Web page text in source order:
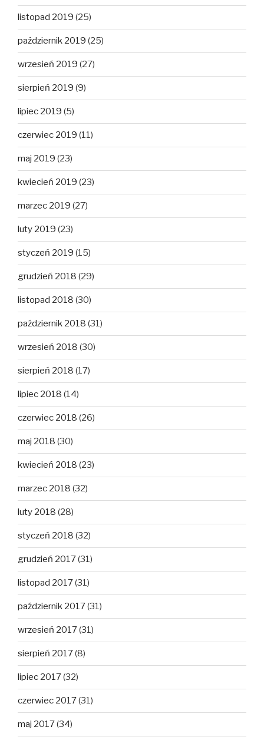
listopad 2019 (25)
październik 2019 (25)
wrzesień 2019 (27)
sierpień 2019 (9)
lipiec 2019 (5)
czerwiec 2019 (11)
maj 2019 (23)
kwiecień 2019 (23)
marzec 2019 (27)
luty 2019 (23)
styczeń 2019 (15)
grudzień 2018 (29)
listopad 2018 (30)
październik 2018 (31)
wrzesień 2018 (30)
sierpień 2018 (17)
lipiec 2018 (14)
czerwiec 2018 (26)
maj 2018 (30)
kwiecień 2018 (23)
marzec 2018 (32)
luty 2018 (28)
styczeń 2018 (32)
grudzień 2017(31)
listopad 2017(31)
październik 2017(31)
wrzesień 2017(31)
sierpień 2017(8)
lipiec 2017(32)
czerwiec 2017(31)
maj 2017(34)